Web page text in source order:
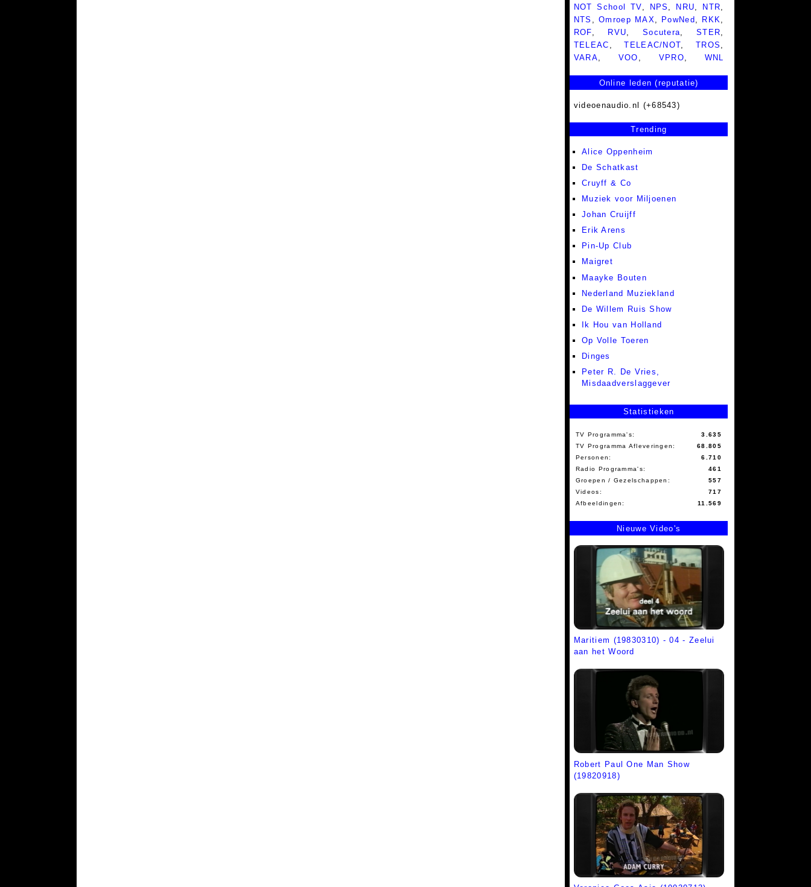
NOT School TV, NPS , NRU, NTR,
NTS ,Omroep MAX, PowNed , RKK,
ROF, RVU, Socutera,STER,
TELEAC ,TELEAC/NOT,TROS ,
VARA, VOO , VPRO, WNL
Online leden (reputatie)
videoenaudio.nl (+68543)
Trending
Alice Oppenheim
De Schatkast
Cruyff & Co
Muziek voor Miljoenen
Johan Cruijff
Erik Arens
Pin-Up Club
Maigret
Maayke Bouten
Nederland Muziekland
De Willem Ruis Show
Ik Hou van Holland
Op Volle Toeren
Dinges
Peter R. De Vries,
Misdaadverslaggever
Statistieken
TV Programma's:
3.635
TV Programma Afleveringen:
68.805
Personen:
6.710
Radio Programma's:
461
Groepen / Gezelschappen:
557
Videos:
717
Afbeeldingen:
11.569
Nieuwe Video's
Maritiem (19830310) - 04 - Zeelui
aan het Woord
Robert Paul One Man Show
(19820918)